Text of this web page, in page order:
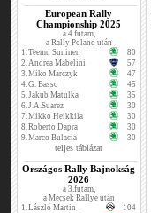
European Rally
Championship 2025
a 4.futam,
a Rally Poland után
1.Teemu Suninen
80
2.Andrea Mabelini
57
3.Miko Marczyk
47
4.G. Basso
45
5.Jakub Matulka
35
6.J.A.Suarez
30
7.Mikko Heikkila
30
8.Roberto Dapra
30
9.Marco Bulacia 30
teljes táblázat
Országos Rally Bajnokság
2026
a 3.futam,
a Mecsek Rallye után
1.László Martin
104